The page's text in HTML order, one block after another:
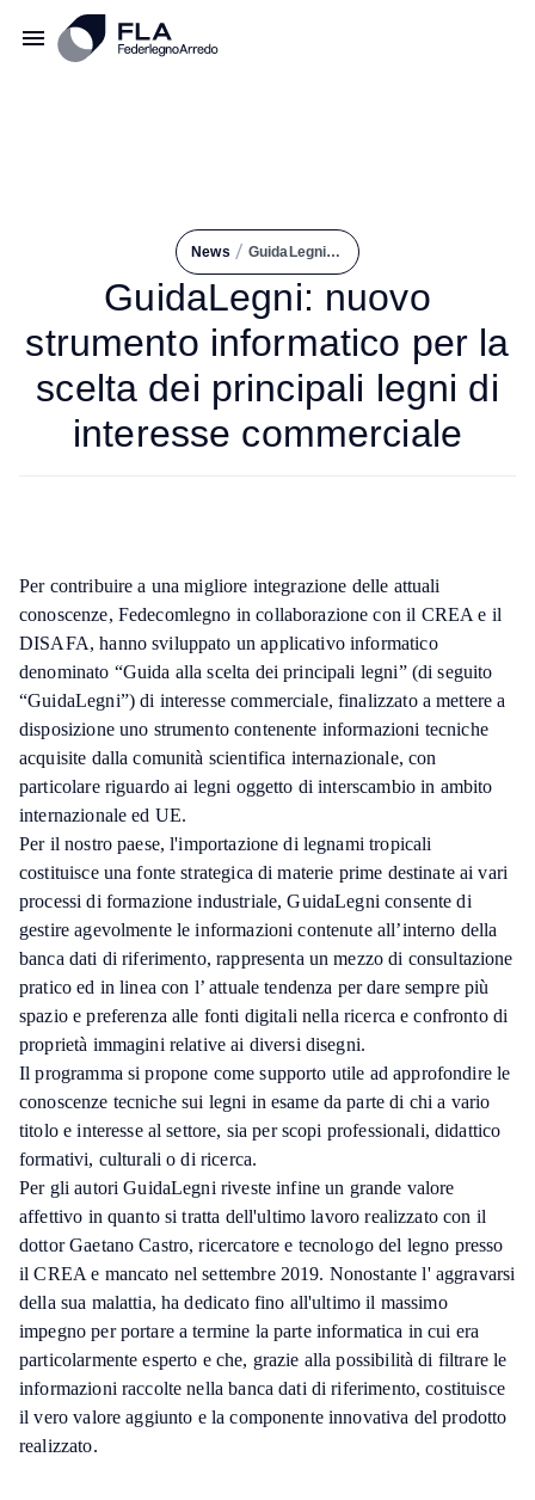
News / GuidaLegni: Nuovo Strumento Informatico Per La Scelta Dei Principali Legni di Interesse Commerciale
GuidaLegni: nuovo
strumento informatico per la
scelta dei principali legni di
interesse commerciale
Per contribuire a una migliore integrazione delle attuali
conoscenze, Fedecomlegno in collaborazione con il CREA e il
DISAFA, hanno sviluppato un applicativo informatico
denominato “Guida alla scelta dei principali legni” (di seguito
“GuidaLegni”) di interesse commerciale, finalizzato a mettere a
disposizione uno strumento contenente informazioni tecniche
acquisite dalla comunità scientifica internazionale, con
particolare riguardo ai legni oggetto di interscambio in ambito
internazionale ed UE.
Per il nostro paese, l'importazione di legnami tropicali
costituisce una fonte strategica di materie prime destinate ai vari
processi di formazione industriale, GuidaLegni consente di
gestire agevolmente le informazioni contenute all’interno della
banca dati di riferimento, rappresenta un mezzo di consultazione
pratico ed in linea con l’ attuale tendenza per dare sempre più
spazio e preferenza alle fonti digitali nella ricerca e confronto di
proprietà immagini relative ai diversi disegni.
Il programma si propone come supporto utile ad approfondire le
conoscenze tecniche sui legni in esame da parte di chi a vario
titolo e interesse al settore, sia per scopi professionali, didattico
formativi, culturali o di ricerca.
Per gli autori GuidaLegni riveste infine un grande valore
affettivo in quanto si tratta dell'ultimo lavoro realizzato con il
dottor Gaetano Castro, ricercatore e tecnologo del legno presso
il CREA e mancato nel settembre 2019. Nonostante l' aggravarsi
della sua malattia, ha dedicato fino all'ultimo il massimo
impegno per portare a termine la parte informatica in cui era
particolarmente esperto e che, grazie alla possibilità di filtrare le
informazioni raccolte nella banca dati di riferimento, costituisce
il vero valore aggiunto e la componente innovativa del prodotto
realizzato.